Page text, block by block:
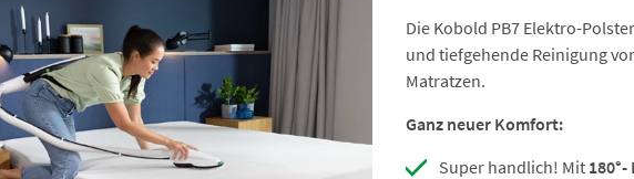
Die Kobold PB7 Elektro-
und tiefgehende Reinigung
Matratzen.
Ganz neuer Komfort:
Super handlich! Mit